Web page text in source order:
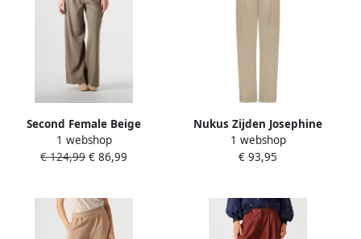
Second Female Beige
Carlane Broeken Dames
Broeken Second Dames
1 webshop
€ 124,99 € 86,99
Nukus Zijden Josephine
Broek in Bruin Brown
Dames
1 webshop
€ 93,95